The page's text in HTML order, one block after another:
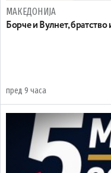
МАКЕДОНИЈА
Борче и Вулнет,
пред 9 часа